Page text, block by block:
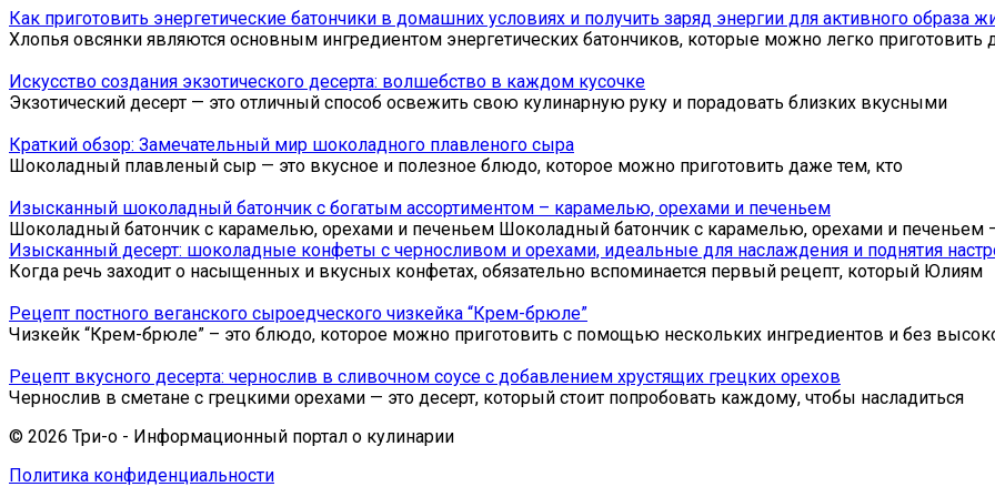
Как приготовить энергетические батончики в домашних условиях и получить заряд энергии для активного образа
Хлопья овсянки являются основным ингредиентом энергетических батончиков, которые можно легко приготовить
Искусство создания экзотического десерта: волшебство в каждом кусочке
Экзотический десерт — это отличный способ освежить свою кулинарную руку и порадовать близких вкусными
Краткий обзор: Замечательный мир шоколадного плавленого сыра
Шоколадный плавленый сыр — это вкусное и полезное блюдо, которое можно приготовить даже тем, кто
Изысканный шоколадный батончик с богатым ассортиментом – карамелью, орехами и печеньем
Шоколадный батончик с карамелью, орехами и печеньем Шоколадный батончик с карамелью, орехами и печеньем
Изысканный десерт: шоколадные конфеты с черносливом и орехами, идеальные для наслаждения и поднятия
Когда речь заходит о насыщенных и вкусных конфетах, обязательно вспоминается первый рецепт, который Юлиям
Рецепт постного веганского сыроедческого чизкейка “Крем-брюле”
Чизкейк “Крем-брюле” – это блюдо, которое можно приготовить с помощью нескольких ингредиентов и без
Рецепт вкусного десерта: чернослив в сливочном соусе с добавлением хрустящих грецких орехов
Чернослив в сметане с грецкими орехами — это десерт, который стоит попробовать каждому, чтобы насладиться
© 2026 Три-о - Информационный портал о кулинарии
Политика конфиденциальности